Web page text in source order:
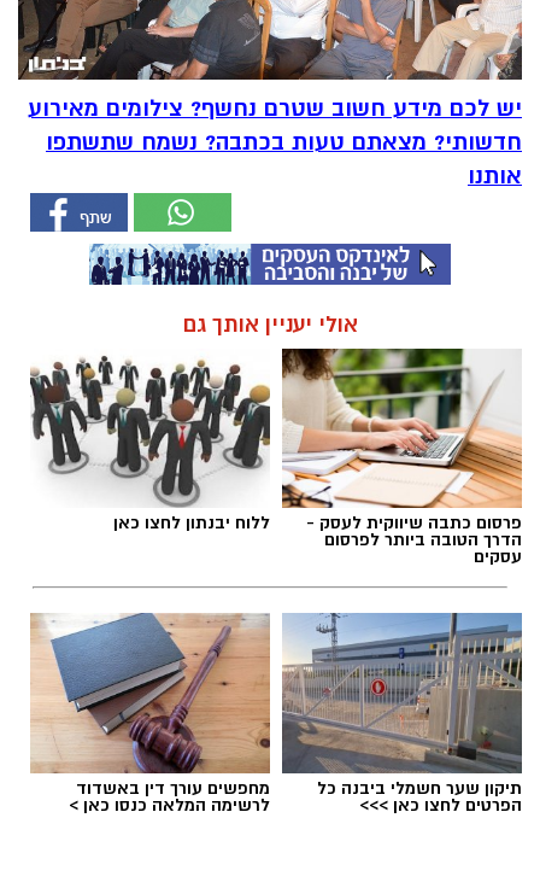
יש לכם מידע חשוב שטרם נחשף? צילומים מאירוע
חדשותי? מצאתם טעות בכתבה? נשמח שתשתפו
אותנו
אולי יעניין אותך גם
פרסום כתבה שיווקית לעסק -
הדרך הטובה ביותר לפרסום
עסקים
ללוח יבנתון לחצו כאן
תיקון שער חשמלי ביבנה כל
הפרטים לחצו כאן >>>
מחפשים עורך דין באשדוד
לרשימה המלאה כנסו כאן >